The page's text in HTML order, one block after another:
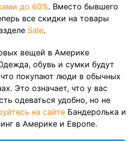
до 60%. Вместо бывшего
все скидки на товары
Sale.
вещей в Америке
обувь и сумки будут
что покупают люди в обычных
Это означает, что у вас
одеваться удобно, но не
на сайте Бандеролька и
в Америке и Европе.